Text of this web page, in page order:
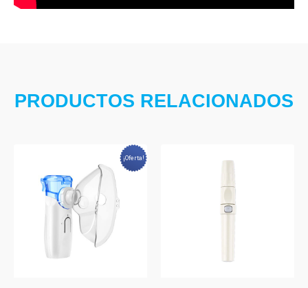
PRODUCTOS RELACIONADOS
¡Oferta!